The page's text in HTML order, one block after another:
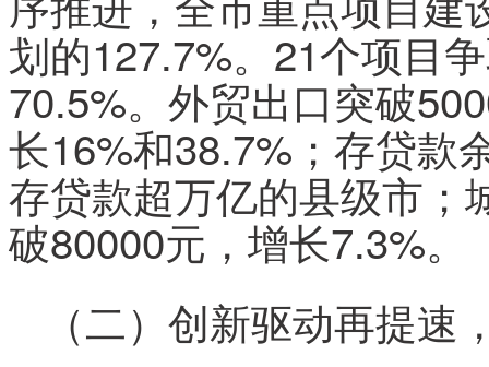
划的127.7%。21个项目
70.5%。外贸出口突破
长16%和38.7%；存贷款
存贷款超万亿的县级市；
破80000元，增长7.3%。
（二）创新驱动再提